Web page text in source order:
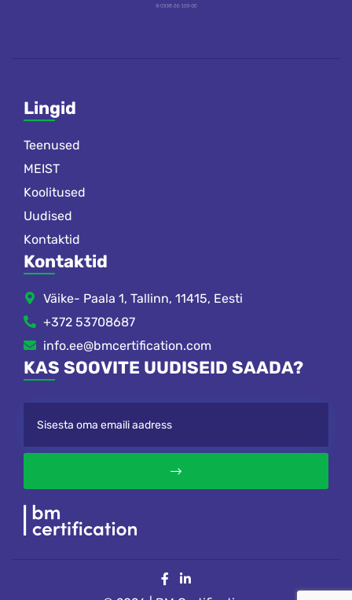
Lingid
Teenused
MEIST
Koolitused
Uudised
Kontaktid
Kontaktid
Väike- Paala 1, Tallinn, 11415, Eesti
+372 53708687
info.ee@bmcertification.com
KAS SOOVITE UUDISEID SAADA?